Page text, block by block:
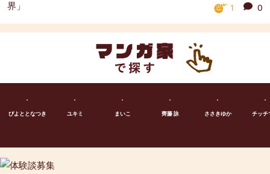
1
0
ぴよととなつき ユキミ まいこ 齊藤 詠 ささきゆか チッチ